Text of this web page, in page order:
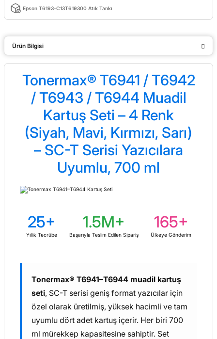
Epson T6193-C13T619300 Atık Tankı
Ürün Bilgisi
Tonermax® T6941 / T6942
/ T6943 / T6944 Muadil
Kartuş Seti – 4 Renk
(Siyah, Mavi, Kırmızı, Sarı)
– SC-T Serisi Yazıcılara
Uyumlu, 700 ml
25+
Yıllık Tecrübe
1.5M+
Başarıyla Teslim Edilen Sipariş
165+
Ülkeye Gönderim
Tonermax® T6941–T6944 muadil kartuş
seti, SC-T serisi geniş format yazıcılar için
özel olarak üretilmiş, yüksek hacimli ve tam
uyumlu dört adet kartuş içerir. Her biri 700
ml mürekkep kapasitesine sahiptir. Set